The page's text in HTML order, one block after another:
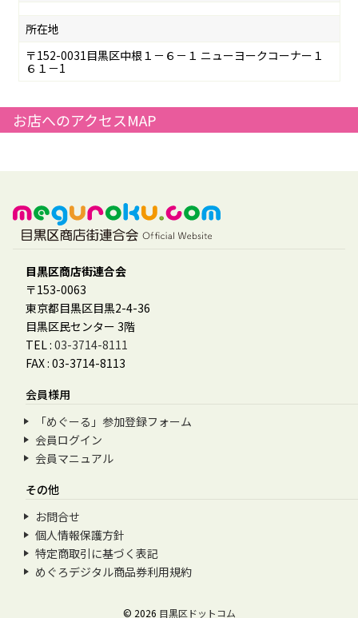
所在地
〒152-0031目黒区中根１－６－１ ニューヨークコーナー１
６１－1
お店へのアクセスMAP
目黒区商店街連合会
〒153-0063
東京都目黒区目黒2-4-36
目黒区民センター 3階
TEL : 03-3714-8111
FAX : 03-3714-8113
会員様用
「めぐーる」参加登録フォーム
会員ログイン
会員マニュアル
その他
お問合せ
個人情報保護方針
特定商取引に基づく表記
めぐろデジタル商品券利用規約
© 2026 目黒区ドットコム